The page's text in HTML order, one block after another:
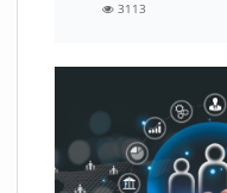
3113